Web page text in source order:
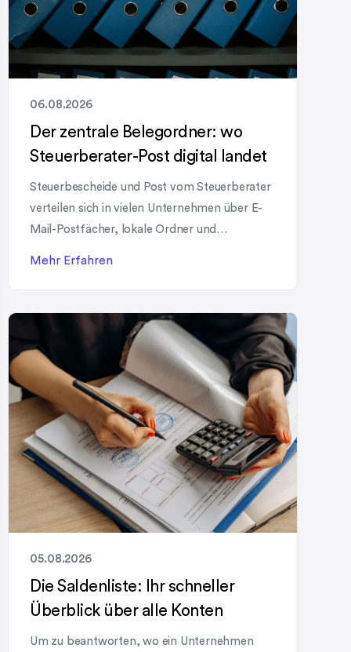
06.08.2026
Der zentrale Belegordner: wo
Steuerberater-Post digital landet
Steuerbescheide und Post vom Steuerberater
verteilen sich in vielen Unternehmen über E-
Mail-Postfächer, lokale Ordner und
Abhilfe mit einem zentralen Belegordner, der
automatisch für jeden Mandanten angelegt
wird und speziell für diese Art von
Korrespondenz gedacht ist. […]
Mehr Erfahren
05.08.2026
Die Saldenliste: Ihr schneller
Überblick über alle Konten
Um zu beantworten, wo ein Unternehmen